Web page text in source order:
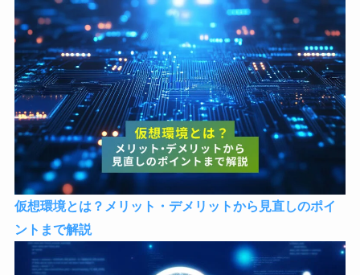
仮想環境とは？メリット・デメリットから見直しのポイ
ントまで解説